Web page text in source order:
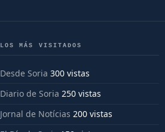
LOS MÁS VISITADOS
Desde Soria 300 vistas
Diario de Soria 250 vistas
Jornal de Notícias 200 vistas